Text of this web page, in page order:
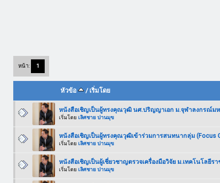
หน้า: 1
หัวข้อ / เริ่มโดย
หนังสือเชิญเป็นผู้ทรงคุณวุฒิ นศ.ปริญญาเอก ม.จุฬาลงกรณ์ม
เริ่มโดย เลิศชาย ปานมุข
หนังสือเชิญเป็นผู้ทรงคุณวุฒิเข้าร่วมการสนทนากลุ่ม (Focus
เริ่มโดย เลิศชาย ปานมุข
หนังสือเชิญเป็นผู้เชี่ยวชาญตรวจเครื่องมือวิจัย ม.เทคโนโลยีร
เริ่มโดย เลิศชาย ปานมุข